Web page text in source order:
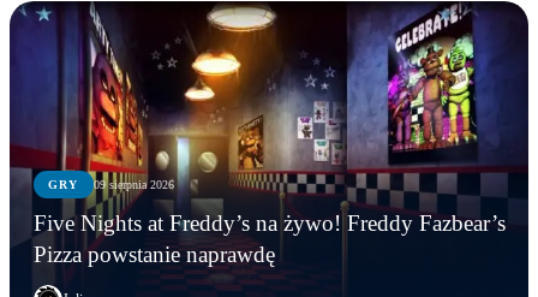
GRY 09 sierpnia 2026
Five Nights at Freddy’s na żywo! Freddy Fazbear’s
Pizza powstanie naprawdę